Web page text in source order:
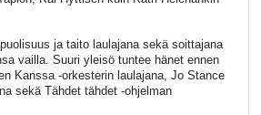
ja taito laulajana sekä soittajana
vailla. Suuri yleisö tuntee hänet ennen
Kanssa -orkesterin laulajana, Jo Stance
sekä Tähdet tähdet -ohjelman